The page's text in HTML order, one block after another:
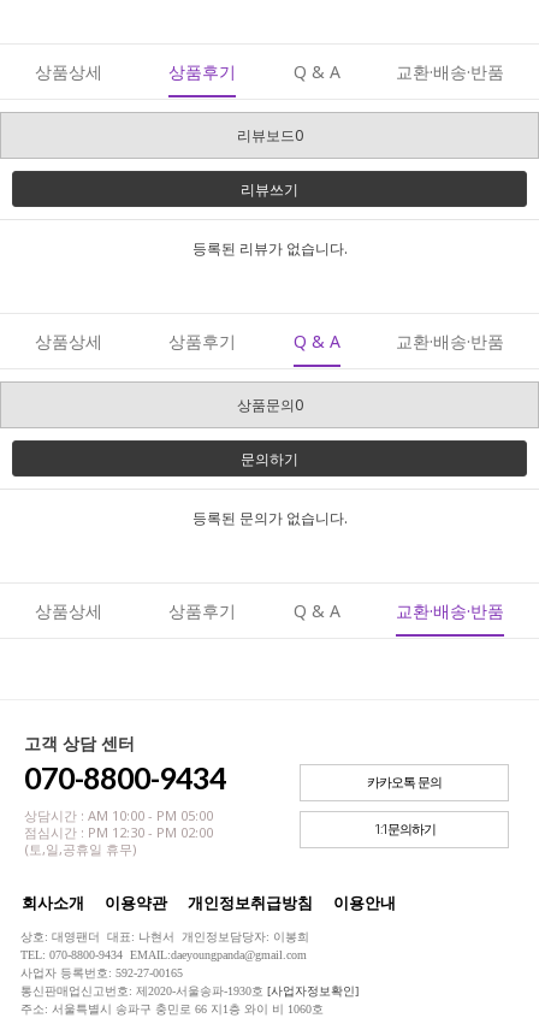
상품상세 상품후기 Q & A 교환·배송·반품
리뷰보드0
리뷰쓰기
등록된 리뷰가 없습니다.
상품상세 상품후기 Q & A 교환·배송·반품
상품문의0
문의하기
등록된 문의가 없습니다.
상품상세 상품후기 Q & A 교환·배송·반품
고객 상담 센터
070-8800-9434
상담시간 : AM 10:00 - PM 05:00
점심시간 : PM 12:30 - PM 02:00
(토,일,공휴일 휴무)
카카오톡 문의
1:1문의하기
회사소개 이용약관 개인정보취급방침 이용안내
상호: 대영팬더 대표: 나현서 개인정보담당자: 이봉희
TEL: 070-8800-9434 EMAIL:daeyoungpanda@gmail.com
사업자 등록번호: 592-27-00165
통신판매업신고번호: 제2020-서울송파-1930호 [사업자정보확인]
주소: 서울특별시 송파구 충민로 66 지1층 와이 비 1060호